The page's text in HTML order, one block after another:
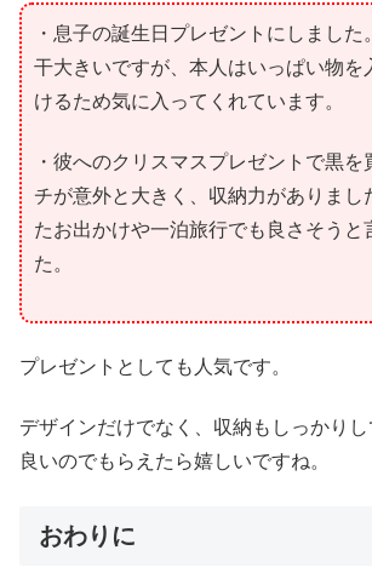
・息子の誕生日プレゼントにしました
干大きいですが、本人はいっぱい物を
けるため気に入ってくれています。
・彼へのクリスマスプレゼントで黒を
チが意外と大きく、収納力がありまし
たお出かけや一泊旅行でも良さそうと
た。
プレゼントとしても人気です。
デザインだけでなく、収納もしっかり
良いのでもらえたら嬉しいですね。
おわりに